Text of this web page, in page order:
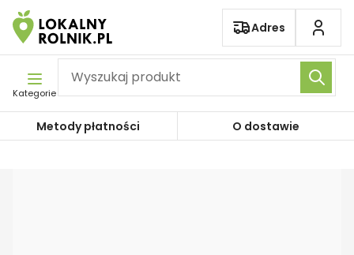
Pomiń nawigację
Adres
Kategorie
Metody płatności O dostawie